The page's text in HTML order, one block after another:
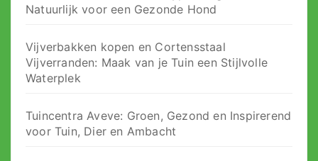
Natuurlijk voor een Gezonde Hond
Vijverbakken kopen en Cortensstaal
Vijverranden: Maak van je Tuin een Stijlvolle
Waterplek
Tuincentra Aveve: Groen, Gezond en Inspirerend
voor Tuin, Dier en Ambacht